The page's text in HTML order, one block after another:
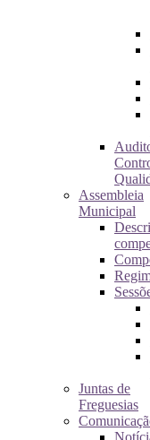
Assembleia
Municipal
Juntas de
Freguesias